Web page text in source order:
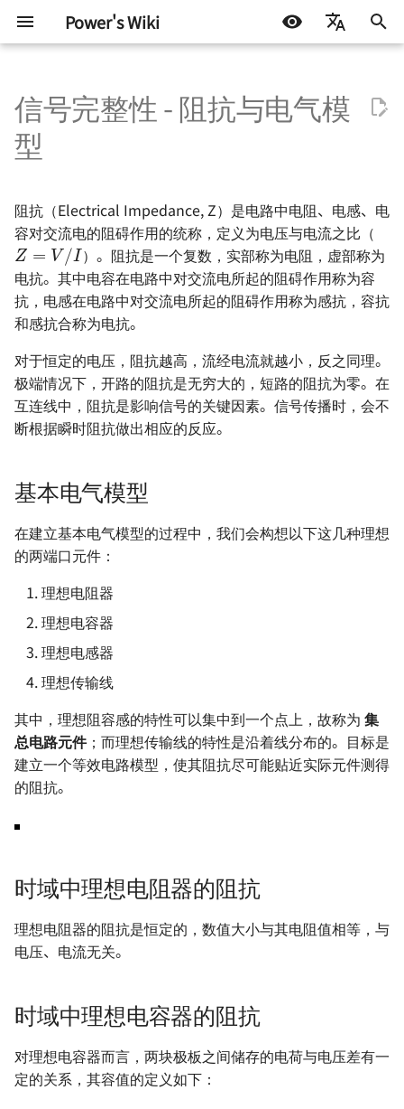
Power's Wiki
English
Español
初
始
搜
索
引
擎
基本元器件 - 电阻
基本元器件 - 电容
基本元器件 - 电感与磁珠
基本元器件 - 二极管
基本元器件 - 晶体三级管
基本元器件 - 光电耦合器
基本元器件 - 运算放大器
数字电路基础知识
ADC 与 DAC 基础知识
推挽与开漏输出
共模信号与差模信号
数字电路中的竞争与冒险
保险丝的选型
锂电池选型指南
编码器的几种输出方式
防反接电路的设计
个人 PCB 设计规范
RobotCtrl - STM32 通用开发
套件
RobotCtrl_Func - 外设拓展
板
RobotCtrl_Power - 电源供电
板
Flip - 基于全志 F1C200s 的
Linux 开发板
OSD335x 最小系统的设计
统
STM32F4 硬件开发
SwiftCtrl - 蓝牙手柄
自制 CMSIS-DAP 🚧
直流有刷电机驱动的设计
TinyDVR - 小巧身材，满载动
RaptorDVR - 集成稳压的 30
A 双电机驱动 🚧
AirForce - 充满灵性的电机驱
动模块
ZenDriver - 高性能的电机驱
动
电机驱动方案 - IR2104S
通信协议 - 数字逻辑电平
通信协议 - 串口通信
通信协议 - SPI
通信协议 - I2C
通信协议 - CAN 🚧
通信协议 - 以太网 🚧
电源设计 - 方案确定
电源拓扑 - 线性稳压
电源拓扑 - 开关稳压（非隔离
型）
电源拓扑 - 开关稳压（隔离
型）
离型）
电源设计 - 自举电路
（PSRR）与测量方法
电源方案（LDO）- XC6206
电源方案（Buck）-
LMR14050
电源方案（Buck）-
TPS54531
电源方案（Buck）-
XL2009E1
电源方案（Boost）- SX1308
电源方案（PMIC）- EA3036C
电源方案（PMIC）- EA3059
基本电气模型
时域中理想电阻器的阻抗
时域中理想电容器的阻抗
时域中理想电感器的阻抗
频域中的阻抗
频域中理想电容器的阻抗
频域中理想电感器的阻抗
参考与致谢
射频 - 组件与系统 - 导线
射频 - 组件与系统 - 电阻
射频 - 组件与系统 - 电容
射频 - 谐振电路 - 基本定义
射频 - 谐振电路 - 无损组件的
共振
射频 - 谐振电路 - 负载 Q 值
🚧
射频 - S 参数
射频 - 天线基础知识
射频 - 天线的分类与选型 🚧
史密斯圆图与匹配电路基础
AD 常用技巧
AD 基本操作 - 环境搭建
AD 基本操作 - 基础知识
AD 基本操作 - 原理图绘制
AD 基本操作 - 多板系统设计
🚧
AD 使用 Git 的注意事项
函数思想在电路设计中的应用
示波器的触发模式
示波器的采集模式
网络分析仪的使用 🚧
逻辑分析仪的使用 🚧
宽带注入变压器的使用 🚧
线性注入器的使用
测试协议 Test Interface 与 TIC 基础
ATE 基础知识
半导体测试基础 - 基本概念
半导体测试基础 - DC 参数
试
半导体测试基础 - 功能测试
ATE Test Fundamental
Continuity Test
IDD Test
Leakage Test
Level Threshold Test 🚧
ATE Mixed Signal Test
Basics of Mixed Signal
ADC - Static Parameters
ADC - Dynamic
DAC - Static Parameters
Troubleshooting of ADC
and DAC
ATE Coding Syntax
VBT Syntax
Tester Alarms
嵌入式开发 STM32
软件开发
DOCKER
杂七杂八
机器学习
机器学习入门 - 基础流程
机器学习入门 - 模型评估
其他
生活琐记 LIFEHACK
折腾不止
自托管 Self-Host
技术流
一些小技巧
信号完整性 - 阻抗与电气模
型
阻抗（Electrical Impedance, Z）是电路中电阻、电感、电
容对交流电的阻碍作用的统称，定义为电压与电流之比（
Z=V/I
）。阻抗是一个复数，实部称为电阻，虚部称为
电抗。其中电容在电路中对交流电所起的阻碍作用称为容
抗，电感在电路中对交流电所起的阻碍作用称为感抗，容抗
和感抗合称为电抗。
对于恒定的电压，阻抗越高，流经电流就越小，反之同理。
极端情况下，开路的阻抗是无穷大的，短路的阻抗为零。在
互连线中，阻抗是影响信号的关键因素。信号传播时，会不
断根据瞬时阻抗做出相应的反应。
基本电气模型
在建立基本电气模型的过程中，我们会构想以下这几种理想
的两端口元件：
理想电阻器
理想电容器
理想电感器
理想传输线
其中，理想阻容感的特性可以集中到一个点上，故称为 集
总电路元件；而理想传输线的特性是沿着线分布的。目标是
建立一个等效电路模型，使其阻抗尽可能贴近实际元件测得
的阻抗。
时域中理想电阻器的阻抗
理想电阻器的阻抗是恒定的，数值大小与其电阻值相等，与
电压、电流无关。
时域中理想电容器的阻抗
对理想电容器而言，两块极板之间储存的电荷与电压差有一
定的关系，其容值的定义如下：